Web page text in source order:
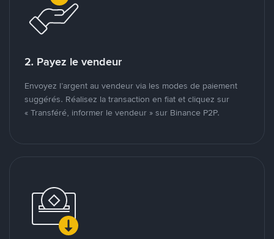
2. Payez le vendeur
Envoyez l’argent au vendeur via les modes de paiement
suggérés. Réalisez la transaction en fiat et cliquez sur
« Transféré, informer le vendeur » sur Binance P2P.